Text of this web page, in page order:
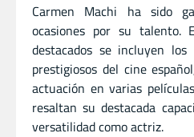
Carmen Machi ha sido
ocasiones por su talento.
destacados se incluyen
prestigiosos del cine
actuación en varias
resaltan su destacada
versatilidad como actriz.